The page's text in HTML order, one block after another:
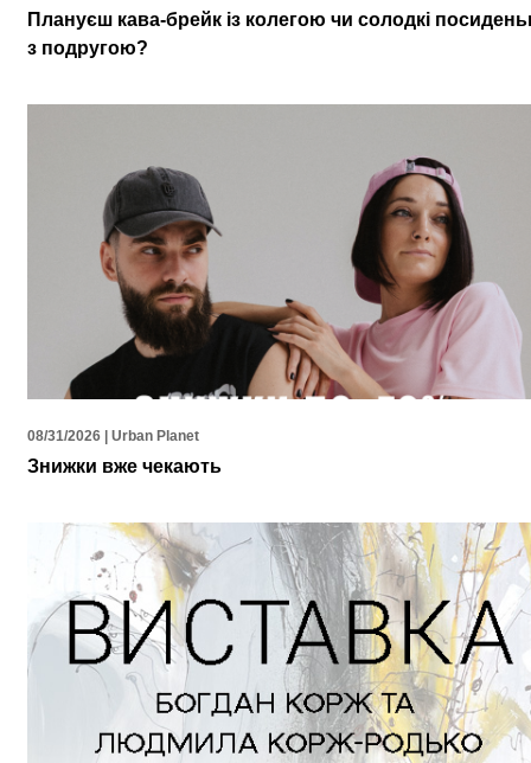
Плануєш кава-брейк із колегою чи солодкі
з подругою?
08/31/2026 | Urban Planet
Знижки вже чекають